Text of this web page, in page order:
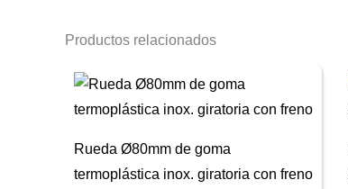
Productos relacionados
Rueda Ø80mm de goma
termoplástica inox. giratoria con freno